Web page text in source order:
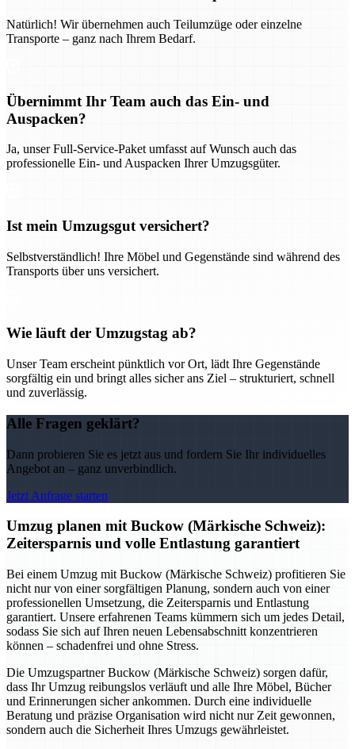
Natürlich! Wir übernehmen auch Teilumzüge oder einzelne
Transporte – ganz nach Ihrem Bedarf.
Übernimmt Ihr Team auch das Ein- und
Auspacken?
Ja, unser Full-Service-Paket umfasst auf Wunsch auch das
professionelle Ein- und Auspacken Ihrer Umzugsgüter.
Ist mein Umzugsgut versichert?
Selbstverständlich! Ihre Möbel und Gegenstände sind während des
Transports über uns versichert.
Wie läuft der Umzugstag ab?
Unser Team erscheint pünktlich vor Ort, lädt Ihre Gegenstände
sorgfältig ein und bringt alles sicher ans Ziel – strukturiert, schnell
und zuverlässig.
Alle Fragen geklärt?
Dann probieren Sie es jetzt aus und fordern Sie Ihr individuelles
Angebot an – ganz unverbindlich.
Jetzt Anfrage starten
Umzug planen mit Buckow (Märkische Schweiz):
Zeitersparnis und volle Entlastung garantiert
Bei einem Umzug mit Buckow (Märkische Schweiz) profitieren Sie
nicht nur von einer sorgfältigen Planung, sondern auch von einer
professionellen Umsetzung, die Zeitersparnis und Entlastung
garantiert. Unsere erfahrenen Teams kümmern sich um jedes Detail,
sodass Sie sich auf Ihren neuen Lebensabschnitt konzentrieren
können – schadenfrei und ohne Stress.
Die Umzugspartner Buckow (Märkische Schweiz) sorgen dafür,
dass Ihr Umzug reibungslos verläuft und alle Ihre Möbel, Bücher
und Erinnerungen sicher ankommen. Durch eine individuelle
Beratung und präzise Organisation wird nicht nur Zeit gewonnen,
sondern auch die Sicherheit Ihres Umzugs gewährleistet.